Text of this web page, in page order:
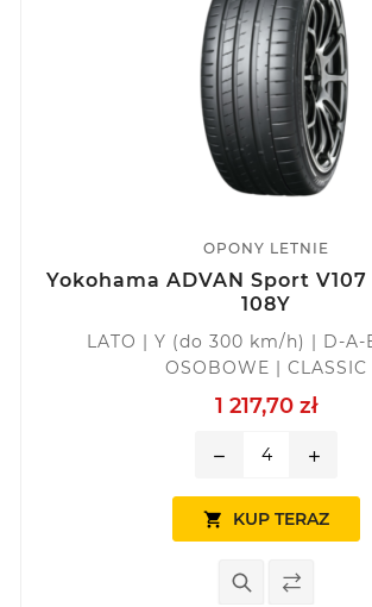
OPONY LETNIE
Yokohama ADVAN Sport V107
108Y
LATO | Y (do 300 km/h) | D-A-
OSOBOWE | CLASSIC
1 217,70 zł
remove add
 KUP TERAZ